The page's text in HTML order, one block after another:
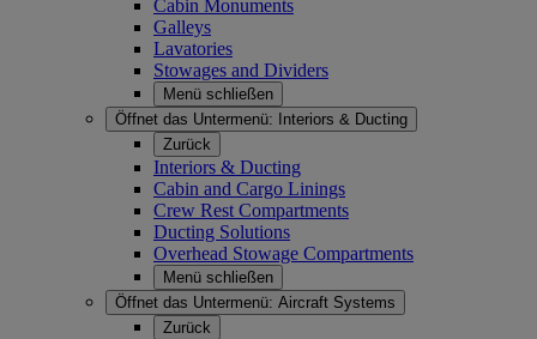
Cabin Monuments
Galleys
Lavatories
Stowages and Dividers
Menü schließen
Öffnet das Untermenü:
Interiors & Ducting
Zurück
Interiors & Ducting
Cabin and Cargo Linings
Crew Rest Compartments
Ducting Solutions
Overhead Stowage Compartments
Menü schließen
Öffnet das Untermenü: Aircraft Systems
Zurück